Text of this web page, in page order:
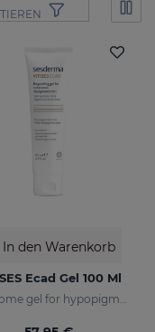
In den Warenkorb
Ecad Gel 100 Ml
Liposome gel for hypopigmented skins